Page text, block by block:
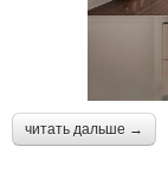
читать дальше →